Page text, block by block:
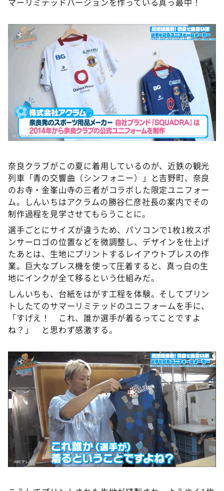
奈良クラブがこの夏に着用しているのが、近鉄の観光
列車「青の交響曲（シンフォニー）」と吉野町、奈良
のお寺・金峯山寺の三者がコラボした限定ユニフォー
ム。しんいちはアクラムの勝谷仁彦社長の案内でその
制作過程を見学させてもらうことに。
選手ごとにサイズが違うため、パソコンで1枚1枚スポ
ンサーロゴの位置などを微調整し、デザインを仕上げ
たあとは、生地にプリントするレイアウトプレスの作
業。巨大なプレス機を使って圧着すると、真っ白の生
地にインクが全て移るという仕組みだ。
しんいちも、台紙をはがす工程を体験。そしてプリン
トしたてのサマーリミテッドのユニフォームを手に、
「すげえ！ これ、誰か選手が着るってことですよ
ね？」 と思わず感激する。